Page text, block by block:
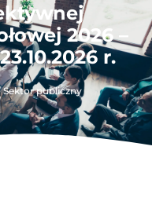
2026 –
r.
Sektor publiczny